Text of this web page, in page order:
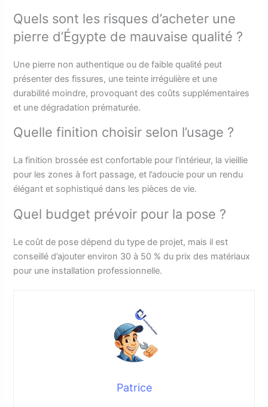
Quels sont les risques d’acheter une
pierre d’Égypte de mauvaise qualité ?
Une pierre non authentique ou de faible qualité peut
présenter des fissures, une teinte irrégulière et une
durabilité moindre, provoquant des coûts supplémentaires
et une dégradation prématurée.
Quelle finition choisir selon l’usage ?
La finition brossée est confortable pour l’intérieur, la vieillie
pour les zones à fort passage, et l’adoucie pour un rendu
élégant et sophistiqué dans les pièces de vie.
Quel budget prévoir pour la pose ?
Le coût de pose dépend du type de projet, mais il est
conseillé d’ajouter environ 30 à 50 % du prix des matériaux
pour une installation professionnelle.
Patrice